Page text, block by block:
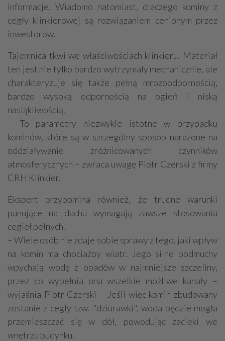
informacje. Wiadomo natomiast, dlaczego kominy z
cegły klinkierowej są rozwiązaniem cenionym przez
inwestorów.
Tajemnica tkwi we właściwościach klinkieru. Materiał
ten jest nie tylko bardzo wytrzymały mechanicznie, ale
charakteryzuje się także pełną mrozoodpornością,
bardzo wysoką odpornością na ogień i niską
nasiąkliwością.
– To parametry niezwykle istotne w przypadku
kominów, które są w szczególny sposób narażone na
oddziaływanie zróżnicowanych czynników
atmosferycznych – zwraca uwagę Piotr Czerski z firmy
CRH Klinkier.
Ekspert przypomina również, że trudne warunki
panujące na dachu wymagają zawsze stosowania
cegieł pełnych.
– Wiele osób nie zdaje sobie sprawy z tego, jaki wpływ
na komin ma chociażby wiatr. Jego silne podmuchy
wpychają wodę z opadów w najmniejsze szczeliny,
przez co wypełnia ona wszelkie możliwe kanały –
wyjaśnia Piotr Czerski – Jeśli więc komin zbudowany
zostanie z cegły tzw. "dziurawki", woda będzie mogła
przemieszczać się w dół, powodując zacieki we
wnętrzu budynku.